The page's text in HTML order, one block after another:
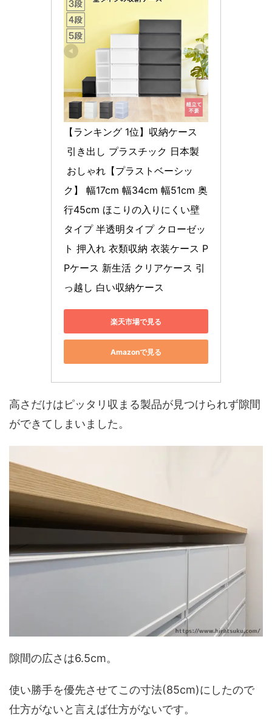
【ランキング 1位】収納ケース
引き出し プラスチック 日本製
おしゃれ【プラストベーシッ
ク】 幅17cm 幅34cm 幅51cm 奥
行45cm ほこりの入りにくい壁
タイプ 半透明タイプ クローゼッ
ト 押入れ 衣類収納 衣装ケース P
Pケース 新生活 クリアケース 引
っ越し 白い収納ケース
楽天市場で見る
Amazonで見る
高さだけはピッタリ収まる製品が見つけられず隙間
ができてしまいました。
隙間の広さは6.5cm。
使い勝手を優先させてこの寸法(85cm)にしたので
仕方がないと言えば仕方がないです。